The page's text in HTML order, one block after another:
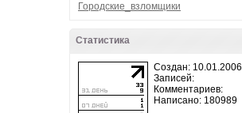
Городские_взломщики
Статистика
Создан: 10.01.2006
Записей:
Комментариев:
Написано: 180989